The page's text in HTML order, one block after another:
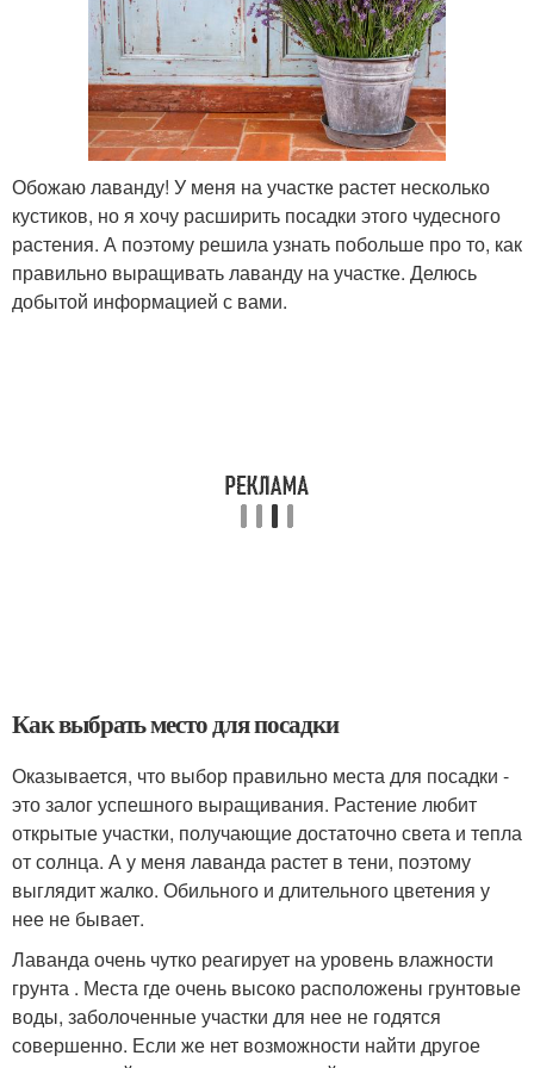
Обожаю лаванду! У меня на участке растет несколько
кустиков, но я хочу расширить посадки этого чудесного
растения. А поэтому решила узнать побольше про то, как
правильно выращивать лаванду на участке. Делюсь
добытой информацией с вами.
Как выбрать место для посадки
Оказывается, что выбор правильно места для посадки -
это залог успешного выращивания. Растение любит
открытые участки, получающие достаточно света и тепла
от солнца. А у меня лаванда растет в тени, поэтому
выглядит жалко. Обильного и длительного цветения у
нее не бывает.
Лаванда очень чутко реагирует на уровень влажности
грунта . Места где очень высоко расположены грунтовые
воды, заболоченные участки для нее не годятся
совершенно. Если же нет возможности найти другое